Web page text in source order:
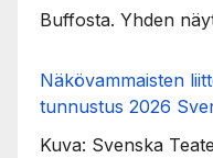
Buffosta. Yhden
Näkövammaisten
tunnustus 2026
Kuva: Svenska